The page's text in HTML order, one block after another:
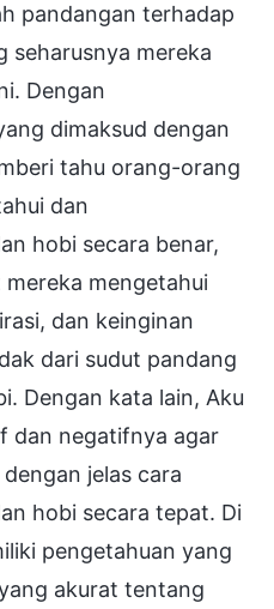
pandangan terhadap
seharusnya mereka
Dengan
dimaksud dengan
tahu orang-orang
dan
hobi secara benar,
mengetahui
dan keinginan
dari sudut pandang
Dengan kata lain, Aku
dan negatifnya agar
jelas cara
hobi secara tepat. Di
pengetahuan yang
akurat tentang